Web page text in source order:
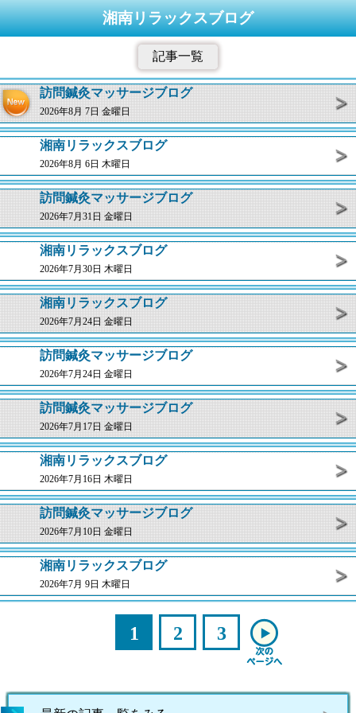
湘南リラックスブログ
記事一覧
訪問鍼灸マッサージブログ
2026年8月 7日 金曜日
湘南リラックスブログ
2026年8月 6日 木曜日
訪問鍼灸マッサージブログ
2026年7月31日 金曜日
湘南リラックスブログ
2026年7月30日 木曜日
湘南リラックスブログ
2026年7月24日 金曜日
訪問鍼灸マッサージブログ
2026年7月24日 金曜日
訪問鍼灸マッサージブログ
2026年7月17日 金曜日
湘南リラックスブログ
2026年7月16日 木曜日
訪問鍼灸マッサージブログ
2026年7月10日 金曜日
湘南リラックスブログ
2026年7月 9日 木曜日
1 2 3